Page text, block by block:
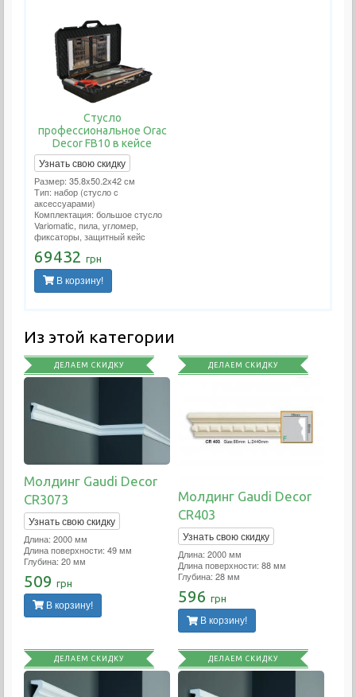
Стусло
профессиональное Orac
Decor FB10 в кейсе
Узнать свою скидку
Размер: 35.8x50.2x42 см
Тип: набор (стусло с
аксессуарами)
Комплектация: большое стусло
Variomatic, пила, угломер,
фиксаторы, защитный кейс
69432 грн
В корзину!
Из этой категории
ДЕЛАЕМ СКИДКУ
Молдинг Gaudi Decor
CR3073
Узнать свою скидку
Длина: 2000 мм
Длина поверхности: 49 мм
Глубина: 20 мм
509 грн
В корзину!
ДЕЛАЕМ СКИДКУ
Молдинг Gaudi Decor
CR403
Узнать свою скидку
Длина: 2000 мм
Длина поверхности: 88 мм
Глубина: 28 мм
596 грн
В корзину!
ДЕЛАЕМ СКИДКУ ДЕЛАЕМ СКИДКУ